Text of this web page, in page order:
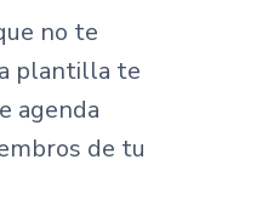
no te
plantilla te
agenda
de tu